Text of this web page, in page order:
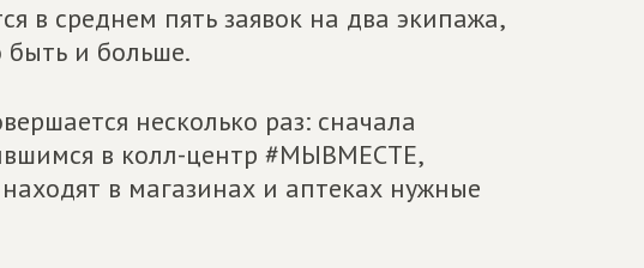
в среднем пять заявок на два экипажа,
быть и больше.
несколько раз: сначала
в колл-центр #МЫВМЕСТЕ,
в магазинах и аптеках нужные